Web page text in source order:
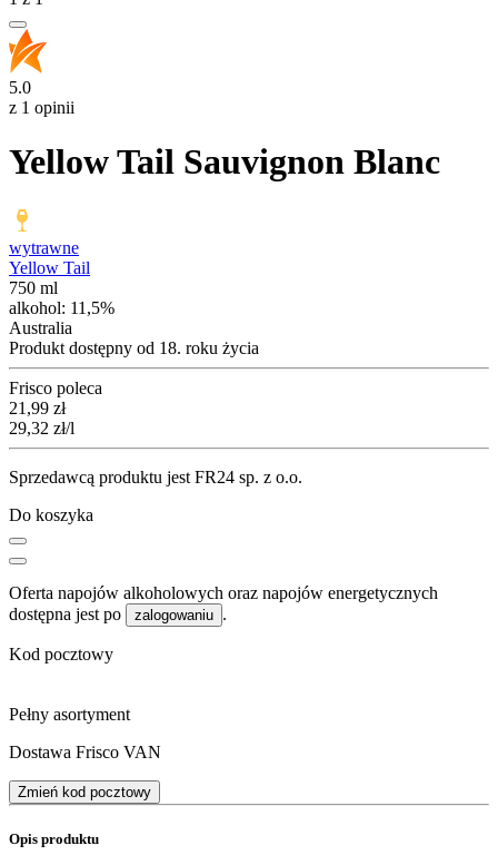
5.0
z 1 opinii
Yellow Tail Sauvignon Blanc
wytrawne
Yellow Tail
750 ml
alkohol: 11,5%
Australia
Produkt dostępny od 18. roku życia
Frisco poleca
Cena
21,99 zł
29,32 zł/l
Sprzedawcą produktu jest FR24 sp. z o.o.
Do koszyka
Oferta napojów alkoholowych oraz napojów energetycznych
dostępna jest po
zalogowaniu .
Kod pocztowy
Pełny asortyment
Dostawa Frisco VAN
Zmień kod pocztowy
Opis produktu